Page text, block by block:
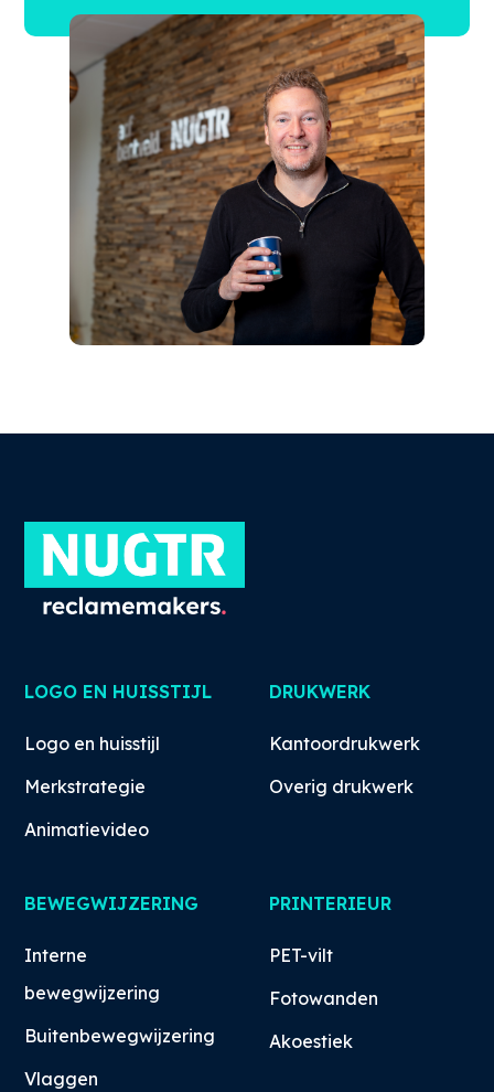
LOGO EN HUISSTIJL
Logo en huisstijl
Merkstrategie
Animatievideo
DRUKWERK
Kantoordrukwerk
Overig drukwerk
BEWEGWIJZERING
Interne
bewegwijzering
Buitenbewegwijzering
Vlaggen
PRINTERIEUR
PET-vilt
Fotowanden
Akoestiek